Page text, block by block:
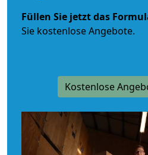
Füllen Sie jetzt das
Sie kostenlose Angebote.
Kostenlose